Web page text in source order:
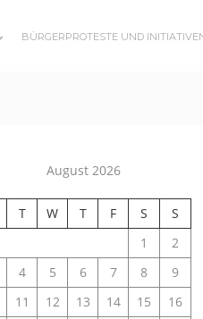
BÜRGERPROTESTE UND
August 2026
T W T F S
S
1
2
4 5 6 7 8
9
11 12 13 14 15
16